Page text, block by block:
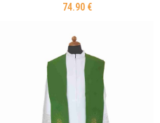
74.90 €